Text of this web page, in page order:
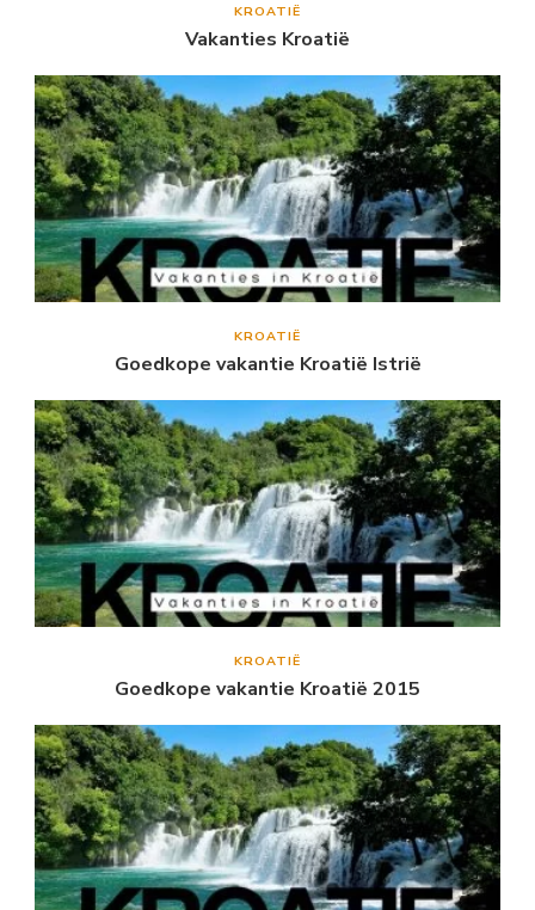
KROATIË
Vakanties Kroatië
KROATIË
Goedkope vakantie Kroatië Istrië
KROATIË
Goedkope vakantie Kroatië 2015